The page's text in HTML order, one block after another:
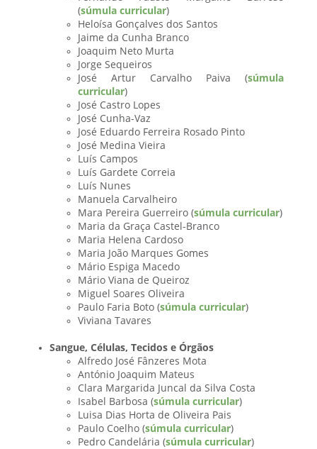
(súmula curricular)
Heloísa Gonçalves dos Santos
Jaime da Cunha Branco
Joaquim Neto Murta
Jorge Sequeiros
José Artur Carvalho Paiva (súmula
curricular)
José Castro Lopes
José Cunha-Vaz
José Eduardo Ferreira Rosado Pinto
José Medina Vieira
Luís Campos
Luís Gardete Correia
Luís Nunes
Manuela Carvalheiro
Mara Pereira Guerreiro (súmula curricular)
Maria da Graça Castel-Branco
Maria Helena Cardoso
Maria João Marques Gomes
Mário Espiga Macedo
Mário Viana de Queiroz
Miguel Soares Oliveira
Paulo Faria Boto (súmula curricular)
Viviana Tavares
Sangue, Células, Tecidos e Órgãos
Alfredo José Fânzeres Mota
António Joaquim Mateus
Clara Margarida Juncal da Silva Costa
Isabel Barbosa (súmula curricular)
Luisa Dias Horta de Oliveira Pais
Paulo Coelho (súmula curricular)
Pedro Candelária (súmula curricular)